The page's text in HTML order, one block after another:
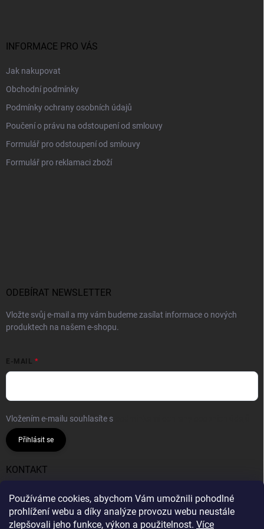
Používáme cookies, abychom Vám umožnili pohodlné
prohlížení webu a díky analýze provozu webu neustále
zlepšovali jeho funkce, výkon a použitelnost. Více
INFORMACE PRO VÁS
Jak nakupovat
Obchodní podmínky
Podmínky ochrany osobních údajů
Poučení o právu na odstoupení od smlouvy
Formulář pro odstoupení od smlouvy
Formulář pro reklamaci zboží
ODEBÍRAT NEWSLETTER
Vložte svůj e-mail a my vám budeme zasílat informace o nových
produktech na našem e-shopu.
E-MAIL
Vložením e-mailu souhlasíte s
Přihlásit se
KONTAKT
info@gumiok.cz
Gumiok.cz